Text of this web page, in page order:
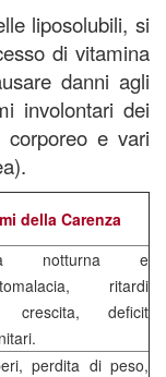
liposolubili, si
di vitamina
danni agli
involontari dei
corporeo e vari
della Carenza
notturna e
ritardi
crescita, deficit
perdita di peso,